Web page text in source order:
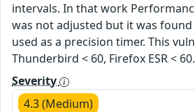
intervals. In that work
was not adjusted but it was
used as a precision timer. This
Thunderbird < 60, Firefox ESR <
Severity
4.3 (Medium)